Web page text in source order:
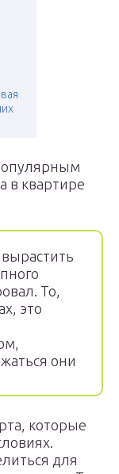
в квартире
То,
это
они
которые
для